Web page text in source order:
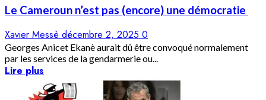
Le Cameroun n’est pas (encore) une démocratie
Xavier Messè décembre 2, 2025 0
Georges Anicet Ekanè aurait dû être convoqué normalement
par les services de la gendarmerie ou...
Lire plus